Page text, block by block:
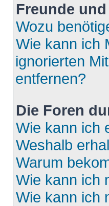
Freunde
Wozu
Wie kann ich
ignorierten
entfernen?
Die Foren
Wie kann ich
Weshalb
Warum
Wie kann ich
Wie kann ich